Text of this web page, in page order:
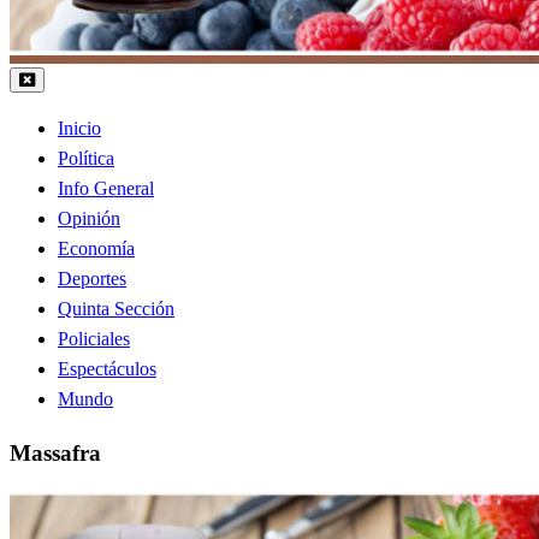
Inicio
Política
Info General
Opinión
Economía
Deportes
Quinta Sección
Policiales
Espectáculos
Mundo
Massafra